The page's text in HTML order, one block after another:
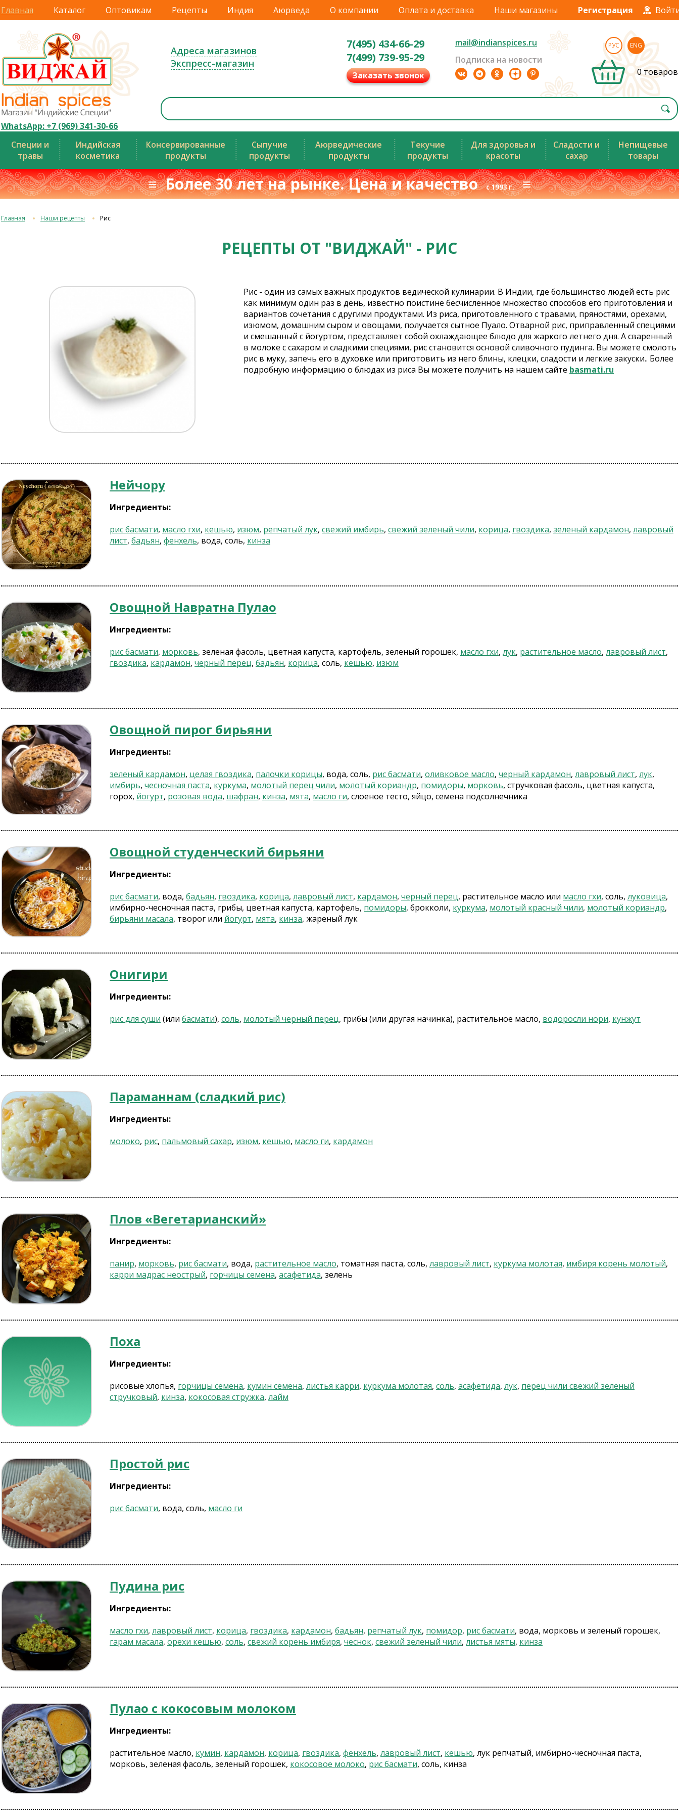
Главная Каталог Оптовикам Рецепты Индия Аюрведа О компании Оплата и доставка Наши магазины Регистрация
WhatsApp: +7 (969) 341-30-66
Адреса магазинов
Экспресс-магазин
7(495) 434-66-29
7(499) 739-95-29
Заказать звонок
mail@indianspices.ru
Подписка на новости
РУС ENG
0 товаров
Специи и
травы
Индийская
косметика
Консервированные
продукты
Сыпучие
продукты
Аюрведические
продукты
Текучие
продукты
Для здоровья и
красоты
Сладости и
сахар
Непищевые
товары
≡ Более 30 лет на рынке. Цена и качествос 1993 г.≡
Главная Наши рецепты Рис
РЕЦЕПТЫ ОТ "ВИДЖАЙ" - РИС
Рис - один из самых важных продуктов ведической кулинарии. В Индии, где большинство людей есть рис
как минимум один раз в день, известно поистине бесчисленное множество способов его приготовления и
вариантов сочетания с другими продуктами. Из риса, приготовленного с травами, пряностями, орехами,
изюмом, домашним сыром и овощами, получается сытное Пуало. Отварной рис, приправленный специями
и смешанный с йогуртом, представляет собой охлаждающее блюдо для жаркого летнего дня. А сваренный
в молоке с сахаром и сладкими специями, рис становится основой сливочного пудинга. Вы можете смолоть
рис в муку, запечь его в духовке или приготовить из него блины, клецки, сладости и легкие закуски.. Более
подробную информацию о блюдах из риса Вы можете получить на нашем сайте basmati.ru
Нейчору
Ингредиенты:
рис басмати, масло гхи, кешью, изюм, репчатый лук, свежий имбирь, свежий зеленый чили, корица, гвоздика, зеленый кардамон, лавровый
лист, бадьян, фенхель, вода, соль, кинза
Овощной Навратна Пулао
Ингредиенты:
рис басмати, морковь, зеленая фасоль, цветная капуста, картофель, зеленый горошек, масло гхи, лук, растительное масло, лавровый лист,
гвоздика, кардамон, черный перец, бадьян, корица, соль, кешью, изюм
Овощной пирог бирьяни
Ингредиенты:
зеленый кардамон, целая гвоздика, палочки корицы, вода, соль, рис басмати, оливковое масло, черный кардамон, лавровый лист, лук,
имбирь, чесночная паста, куркума, молотый перец чили, молотый кориандр, помидоры, морковь, стручковая фасоль, цветная капуста,
горох, йогурт, розовая вода, шафран, кинза, мята, масло ги, слоеное тесто, яйцо, семена подсолнечника
Овощной студенческий бирьяни
Ингредиенты:
рис басмати, вода, бадьян, гвоздика, корица, лавровый лист, кардамон, черный перец, растительное масло или масло гхи, соль, луковица,
имбирно-чесночная паста, грибы, цветная капуста, картофель, помидоры, брокколи, куркума, молотый красный чили, молотый кориандр,
бирьяни масала, творог или йогурт, мята, кинза, жареный лук
Онигири
Ингредиенты:
рис для суши (или басмати), соль, молотый черный перец, грибы (или другая начинка), растительное масло, водоросли нори, кунжут
Параманнам (сладкий рис)
Ингредиенты:
молоко, рис, пальмовый сахар, изюм, кешью, масло ги, кардамон
Плов «Вегетарианский»
Ингредиенты:
панир, морковь, рис басмати, вода, растительное масло, томатная паста, соль, лавровый лист, куркума молотая, имбиря корень молотый,
карри мадрас неострый, горчицы семена, асафетида, зелень
Поха
Ингредиенты:
рисовые хлопья, горчицы семена, кумин семена, листья карри, куркума молотая, соль, асафетида, лук, перец чили свежий зеленый
стручковый, кинза, кокосовая стружка, лайм
Простой рис
Ингредиенты:
рис басмати, вода, соль, масло ги
Пудина рис
Ингредиенты:
масло гхи, лавровый лист, корица, гвоздика, кардамон, бадьян, репчатый лук, помидор, рис басмати, вода, морковь и зеленый горошек,
гарам масала, орехи кешью, соль, свежий корень имбиря, чеснок, свежий зеленый чили, листья мяты, кинза
Пулао с кокосовым молоком
Ингредиенты:
растительное масло, кумин, кардамон, корица, гвоздика, фенхель, лавровый лист, кешью, лук репчатый, имбирно-чесночная паста,
морковь, зеленая фасоль, зеленый горошек, кокосовое молоко, рис басмати, соль, кинза